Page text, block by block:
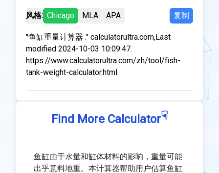
风格: Chicago MLA APA 复制
"鱼缸重量计算器 ." calculatorultra.com,Last
modified 2024-10-03 10:09:47.
https://www.calculatorultra.com/zh/tool/fish-
tank-weight-calculator.html.
Find More Calculator☟
鱼缸由于水量和缸体材料的影响，重量可能
出乎意料地重。本计算器帮助用户估算鱼缸